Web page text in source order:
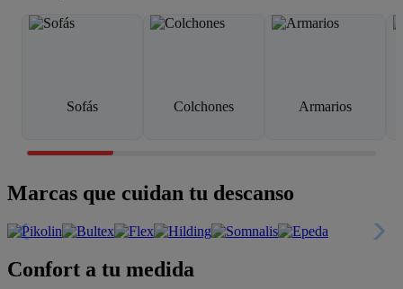
Sofás Colchones Armarios
Marcas que cuidan tu descanso
Confort a tu medida